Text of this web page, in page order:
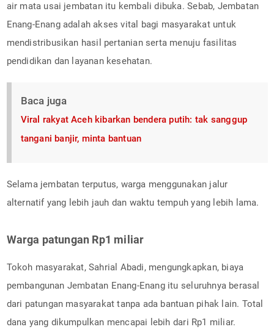
air mata usai jembatan itu kembali dibuka. Sebab, Jembatan
Enang-Enang adalah akses vital bagi masyarakat untuk
mendistribusikan hasil pertanian serta menuju fasilitas
pendidikan dan layanan kesehatan.
Baca juga
Viral rakyat Aceh kibarkan bendera putih: tak sanggup
tangani banjir, minta bantuan
Selama jembatan terputus, warga menggunakan jalur
alternatif yang lebih jauh dan waktu tempuh yang lebih lama.
Warga patungan Rp1 miliar
Tokoh masyarakat, Sahrial Abadi, mengungkapkan, biaya
pembangunan Jembatan Enang-Enang itu seluruhnya berasal
dari patungan masyarakat tanpa ada bantuan pihak lain. Total
dana yang dikumpulkan mencapai lebih dari Rp1 miliar.